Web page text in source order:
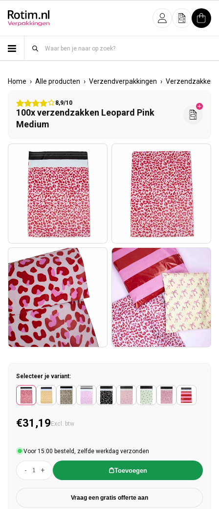
InloggenOfferte
Home › Alle producten › Verzendverpakkingen › Verzendzakken
8,9/10
100x verzendzakken Leopard Pink
Medium
Selecteer je variant:
Normale prijs
€31,19 Excl. btw
Voor 15:00 besteld, zelfde werkdag verzonden
- + Toevoegen
Vraag een gratis offerte aan